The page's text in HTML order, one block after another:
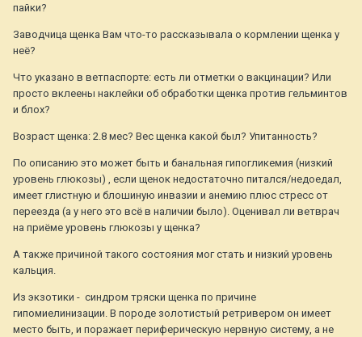
пайки?
Заводчица щенка Вам что-то рассказывала о кормлении щенка у
неё?
Что указано в ветпаспорте: есть ли отметки о вакцинации? Или
просто вклеены наклейки об обработки щенка против гельминтов
и блох?
Возраст щенка: 2.8 мес? Вес щенка какой был? Упитанность?
По описанию это может быть и банальная гипогликемия (низкий
уровень глюкозы) , если щенок недостаточно питался/недоедал,
имеет глистную и блошиную инвазии и анемию плюс стресс от
переезда (а у него это всё в наличии было). Оценивал ли ветврач
на приёме уровень глюкозы у щенка?
А также причиной такого состояния мог стать и низкий уровень
кальция.
Из экзотики - синдром тряски щенка по причине
гипомиелинизации. В породе золотистый ретривером он имеет
место быть, и поражает периферическую нервную систему, а не